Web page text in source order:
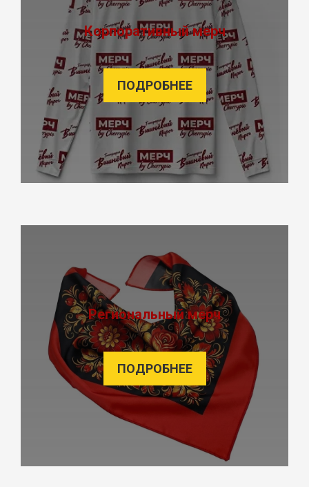
Корпоративный мерч
ПОДРОБНЕЕ
Региональный мерч
ПОДРОБНЕЕ